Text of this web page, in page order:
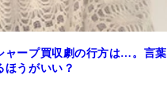
ープ買収劇の行方は…。言葉
ほうがいい？